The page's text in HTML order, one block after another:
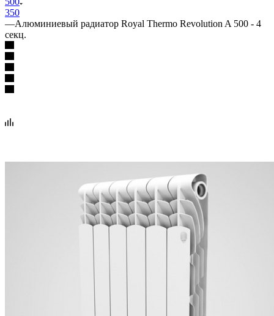
350
—Алюминиевый радиатор Royal Thermo Revolution A 500 - 4
секц.